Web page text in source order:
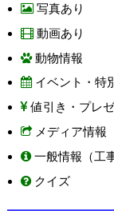
写真あり
動画あり
動物情報
イベント・特
値引き・プレ
メディア情報
一般情報（工
クイズ